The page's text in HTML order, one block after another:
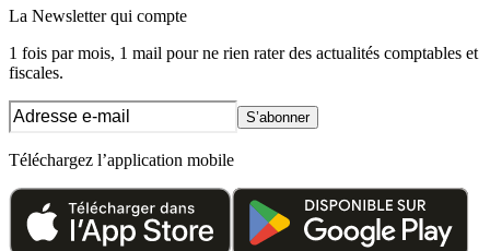
La Newsletterqui compte
1 fois par mois, 1 mail pour ne rien rater des actualités comptables et
fiscales.
S’abonner
Téléchargez l’application mobile